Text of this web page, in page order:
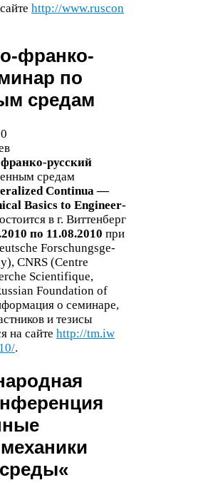
http://​www​.rus​con​
​франко-​
по
средам
​русский
средам
Con­tinua —
Basics to Engi­neer­
в г. Виттенберг
2010 по 11.08.2010 при
Forschungs­ge­
CNRS (Cen­tre
Sci­en­tifique,
Foun­da­tion of
о семинаре,
и тезисы
на сайте http://​tm​.iw​
10​/.